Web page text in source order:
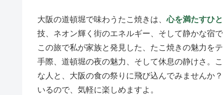
大阪の道頓堀で味わうたこ焼きは、心を満たすひ
技、ネオン輝く街のエネルギー、そして静かな宿
この旅で私が家族と発見した、たこ焼きの魅力を
手際、道頓堀の夜の魅力、そして休息の静けさ。
な人と、大阪の食の祭りに飛び込んでみませんか
いるので、気軽に楽しめますよ。